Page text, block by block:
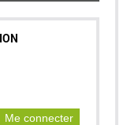
Me connecter